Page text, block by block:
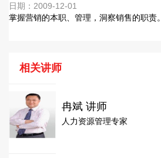
日期：2009-12-01
掌握营销的本职、管理，洞察销售的职责。
相关讲师
冉斌 讲师
人力资源管理专家